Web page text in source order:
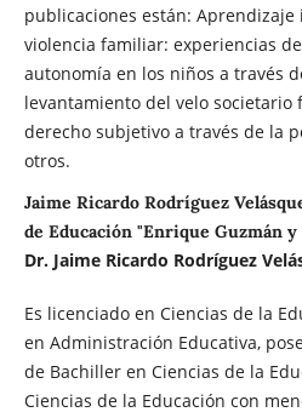
publicaciones están:
violencia familiar: experiencias
autonomía en los niños a través
levantamiento del velo societario
derecho subjetivo a través de la
otros.
Jaime Ricardo Rodríguez
de Educación "Enrique Guzmán y
Dr. Jaime Ricardo Rodríguez
Es licenciado en Ciencias de la
en Administración Educativa,
de Bachiller en Ciencias de la
Ciencias de la Educación con